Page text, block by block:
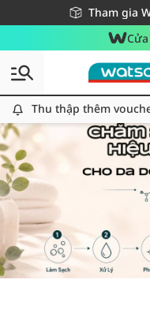
Tham gia
Miễn phí giao
Giao hàng nhanh
Thu thập thêm